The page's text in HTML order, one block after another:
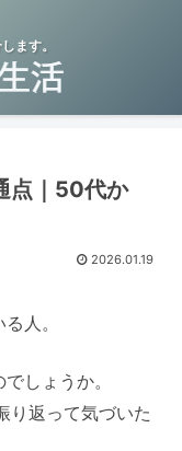
ます。
点｜50代か
2026.01.19
人。
しょうか。
り返って気づいた